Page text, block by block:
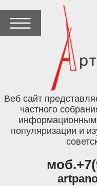
Веб сайт
частного
популяризации и